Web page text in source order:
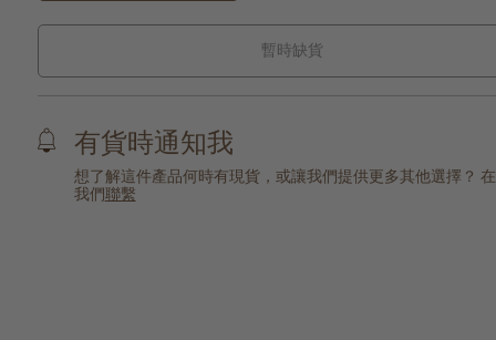
暫時缺貨
有貨時通知我
想了解這件產品何時有現貨，或讓我們提供更多其他選擇？
我們聯繫